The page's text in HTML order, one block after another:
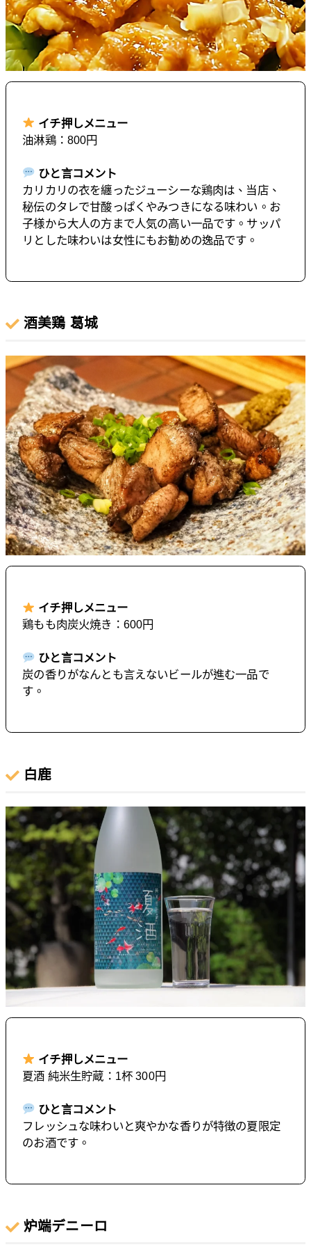
イチ押しメニュー
油淋鶏：800円
ひと言コメント
カリカリの衣を纏ったジューシーな鶏肉は、当店、
秘伝のタレで甘酸っぱくやみつきになる味わい。お
子様から大人の方まで人気の高い一品です。サッパ
リとした味わいは女性にもお勧めの逸品です。
酒美鶏 葛城
イチ押しメニュー
鶏もも肉炭火焼き：600円
ひと言コメント
炭の香りがなんとも言えないビールが進む一品で
す。
白鹿
イチ押しメニュー
夏酒 純米生貯蔵：1杯 300円
ひと言コメント
フレッシュな味わいと爽やかな香りが特徴の夏限定
のお酒です。
炉端デニーロ